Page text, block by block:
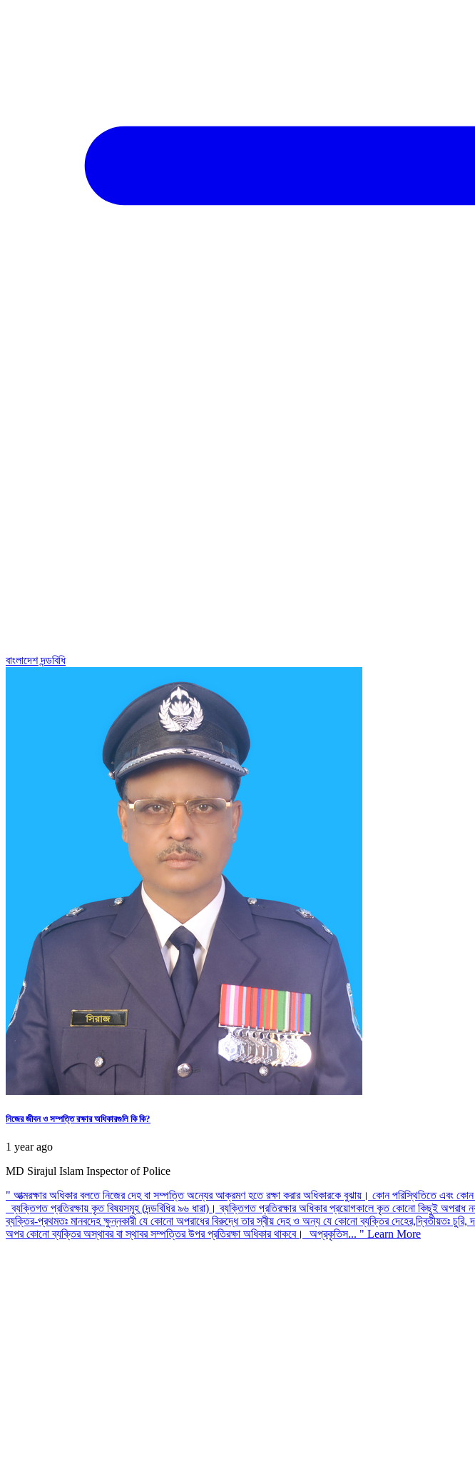
বাংলাদেশ দন্ডবিধি
নিজের জীবন ও সম্পত্তি রক্ষার অধিকারগুলি কি কি?
1 year ago
MD Sirajul Islam Inspector of Police
" আত্মরক্ষার অধিকার বলতে নিজের দেহ বা সম্পত্তি অন্যের আক্রমণ হতে রক্ষা করার অধিকারকে বুঝায়। কোন পরিস্থিতিতে এবং
ব্যক্তিগত প্রতিরক্ষায় কৃত বিষয়সমূহ (দন্ডবিধির ৯৬ ধারা)। ব্যক্তিগত প্রতিরক্ষার অধিকার প্রয়োগকালে কৃত কোনো কিছুই অপরাধ
ব্যক্তির-প্রথমতঃ মানবদেহ ক্ষুন্নকারী যে কোনো অপরাধের বিরুদ্ধে তার স্বীয় দেহ ও অন্য যে কোনো ব্যক্তির দেহের,দ্বিতীয়তঃ
অপর কোনো ব্যক্তির অস্থাবর বা স্থাবর সম্পত্তির উপর প্রতিরক্ষা অধিকার থাকবে। অপ্রকৃতিস... " Learn More